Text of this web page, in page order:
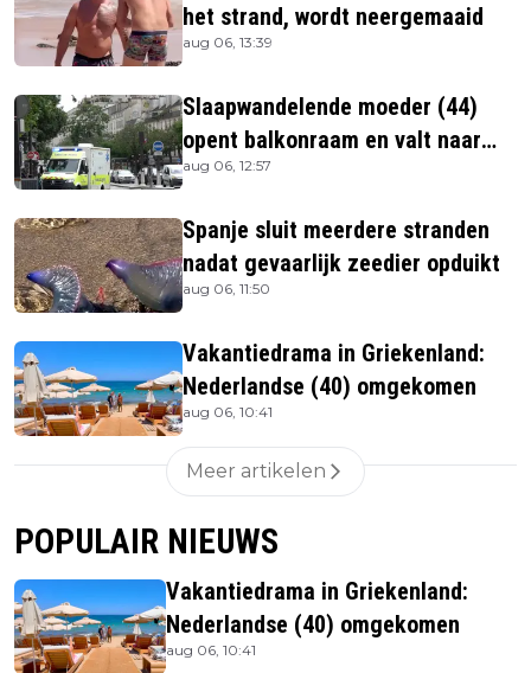
het strand, wordt neergemaaid
aug 06, 13:39
Slaapwandelende moeder (44)
opent balkonraam en valt naar
beneden
aug 06, 12:57
Spanje sluit meerdere stranden
nadat gevaarlijk zeedier opduikt
aug 06, 11:50
Vakantiedrama in Griekenland:
Nederlandse (40) omgekomen
aug 06, 10:41
Meer artikelen
POPULAIR NIEUWS
Vakantiedrama in Griekenland:
Nederlandse (40) omgekomen
aug 06, 10:41